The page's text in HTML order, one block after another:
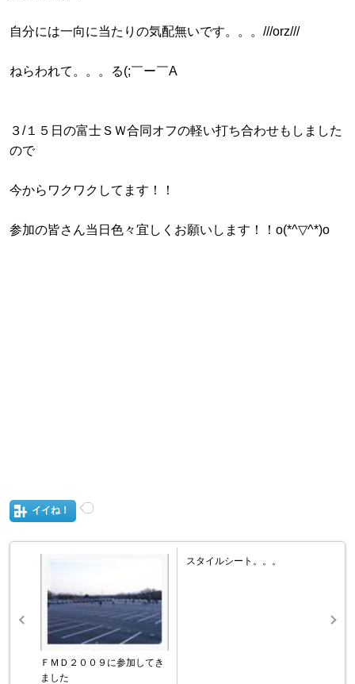
自分には一向に当たりの気配無いです。。。///orz///
ねらわれて。。。る(;￣ー￣A
３/１５日の富士ＳＷ合同オフの軽い打ち合わせもしました
ので
今からワクワクしてます！！
参加の皆さん当日色々宜しくお願いします！！o(*^▽^*)o
イイね！
ＦＭＤ２００９に参加してき
ました
スタイルシート。。。